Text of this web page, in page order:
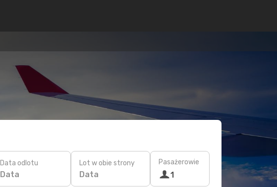
Data odlotu
Data
Lot w obie strony
Data
Pasażerowie
1